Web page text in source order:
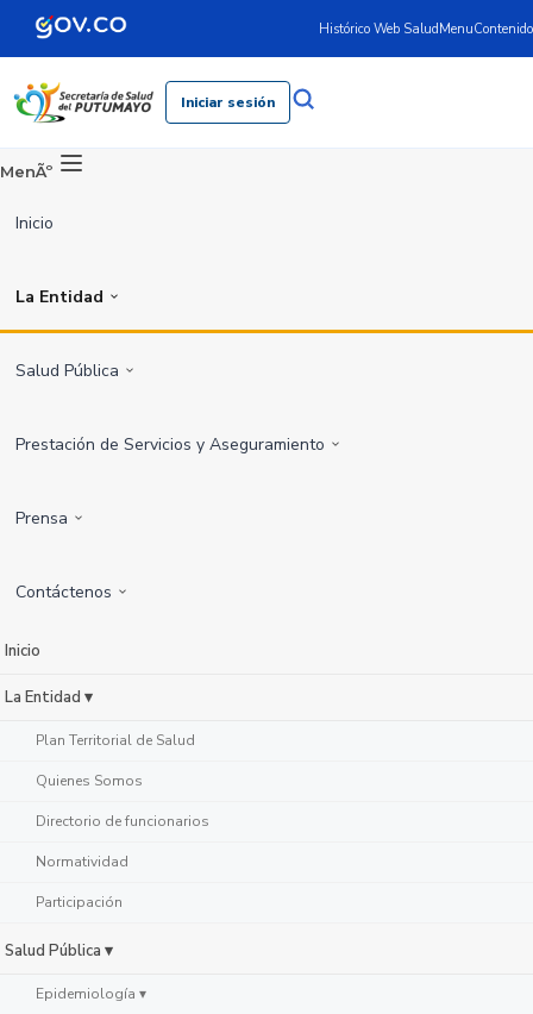
Histórico Web SaludMenuContenido
Iniciar sesión
MenÃº
Inicio
La Entidad
Salud Pública
Prestación de Servicios y Aseguramiento
Prensa
Contáctenos
Inicio
La Entidad ▾
Plan Territorial de Salud
Quienes Somos
Directorio de funcionarios
Normatividad
Participación
Salud Pública ▾
Epidemiología ▾